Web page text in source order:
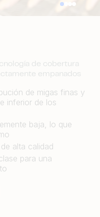
de cobertura
empanados
de migas finas y
inferior de los
baja, lo que
alta calidad
para una